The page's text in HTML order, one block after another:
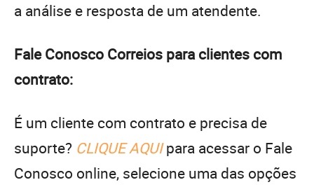
a análise e resposta de um atendente.
Fale Conosco Correios para clientes com
contrato:
É um cliente com contrato e precisa de
suporte? CLIQUE AQUIpara acessar o Fale
Conosco online, selecione uma das opções